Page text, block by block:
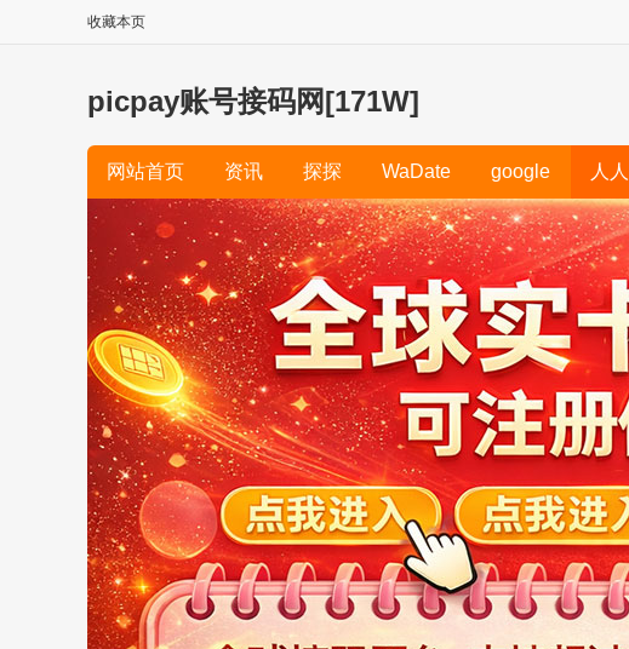
收藏本页
picpay账号接码网[171W]
网站首页 资讯 探探 WaDate google 人